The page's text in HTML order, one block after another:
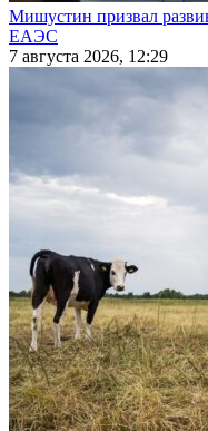
Мишустин призвал
ЕАЭС
7 августа 2026, 12:29